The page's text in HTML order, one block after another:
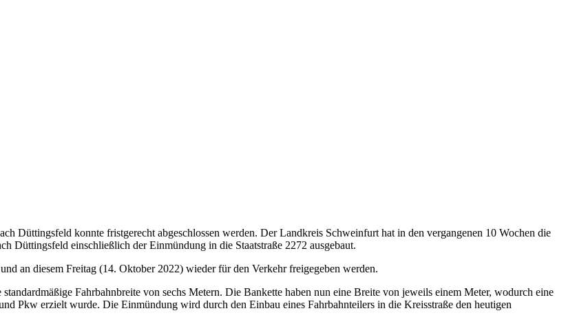
Düttingsfeld konnte fristgerecht abgeschlossen werden. Der Landkreis Schweinfurt hat in den vergangenen 10 Wochen die
Düttingsfeld einschließlich der Einmündung in die Staatstraße 2272 ausgebaut.
an diesem Freitag (14. Oktober 2022) wieder für den Verkehr freigegeben werden.
Fahrbahnbreite von sechs Metern. Die Bankette haben nun eine Breite von jeweils einem Meter, wodurch eine
Pkw erzielt wurde. Die Einmündung wird durch den Einbau eines Fahrbahnteilers in die Kreisstraße den heutigen